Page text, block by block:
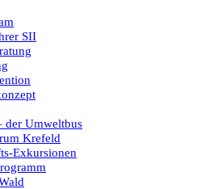
SII
der Umweltbus
Krefeld
Exkursionen